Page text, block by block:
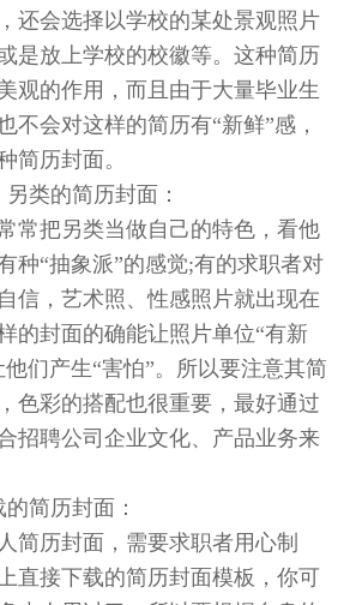
还会选择以学校的某处景观照片
是放上学校的校徽等。这种简历
观的作用，而且由于大量毕业生
不会对这样的简历有“新鲜”感，
简历封面。
类的简历封面：
把另类当做自己的特色，看他
种“抽象派”的感觉;有的求职者对
信，艺术照、性感照片就出现在
的封面的确能让照片单位“有新
们产生“害怕”。所以要注意其简
色彩的搭配也很重要，最好通过
招聘公司企业文化、产品业务来
简历封面：
历封面，需要求职者用心制
直接下载的简历封面模板，你可